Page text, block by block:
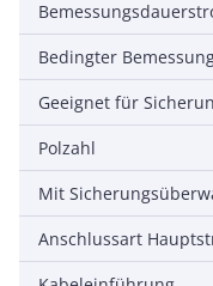
Polzahl